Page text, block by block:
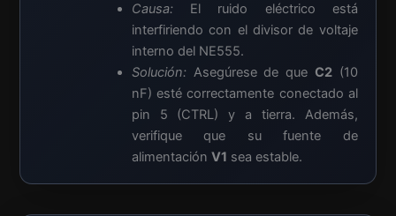
Causa:El ruido eléctrico está
interfiriendo con el divisor de voltaje
interno del NE555.
Solución:Asegúrese de queC2 (10
nF) esté correctamente conectado al
pin 5 (CTRL) y a tierra. Además,
verifique que su fuente de
alimentación V1 sea estable.